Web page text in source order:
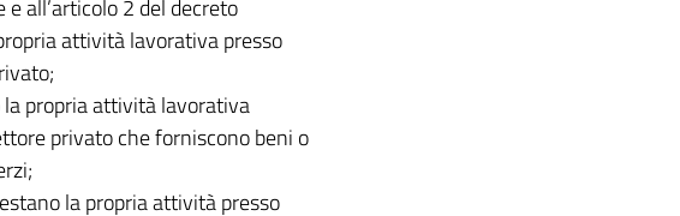
all’articolo 2 del decreto
attività lavorativa presso
propria attività lavorativa
privato che forniscono beni o
la propria attività presso